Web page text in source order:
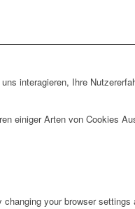
interagieren, Ihre
einiger Arten von Cookies
your browser